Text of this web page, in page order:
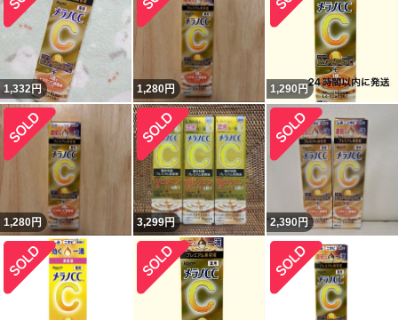
1,332円 1,280円 1,290 円
1,280円 3,299円 2,390円